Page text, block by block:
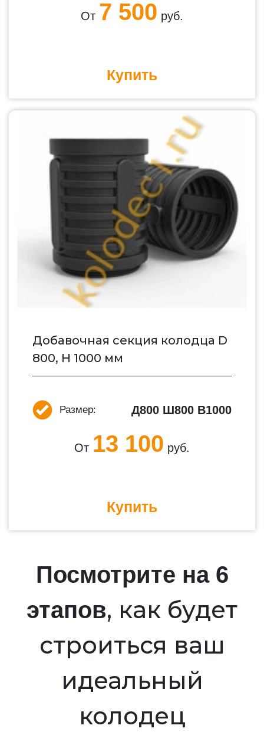
От 7 500 руб.
Купить
Добавочная секция колодца D
800, H 1000 мм
Размер: Д800 Ш800 В1000
От 13 100 руб.
Купить
Посмотрите на 6
этапов, как будет
строиться ваш
идеальный
колодец